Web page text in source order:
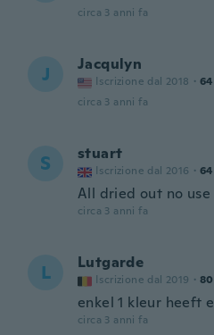
circa 3 anni fa
J Jacqulyn
Iscrizione dal 2018 · 64
circa 3 anni fa
S stuart
Iscrizione dal 2016 · 64
All dried out no use
circa 3 anni fa
L Lutgarde
Iscrizione dal 2019 · 80
enkel 1 kleur heeft
circa 3 anni fa